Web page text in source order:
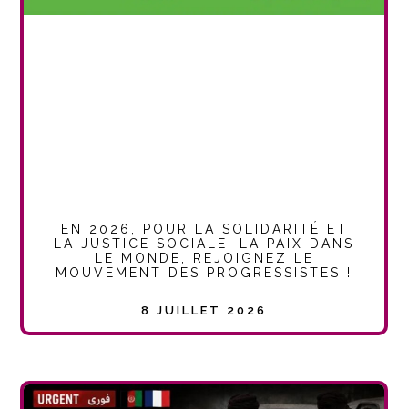
EN 2026, POUR LA SOLIDARITÉ ET
LA JUSTICE SOCIALE, LA PAIX DANS
LE MONDE, REJOIGNEZ LE
MOUVEMENT DES PROGRESSISTES !
8 JUILLET 2026